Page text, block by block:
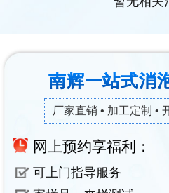
南辉一站式消
厂家直销 • 加工定制 •
网上预约享福利：
可上门指导服务